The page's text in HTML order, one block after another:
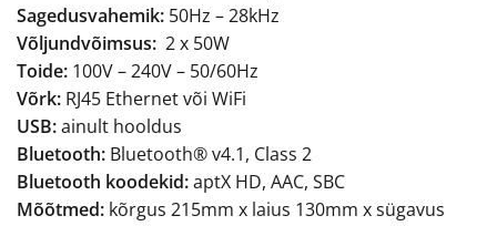
Sagedusvahemik: 50Hz – 28kHz
Võljundvõimsus: 2 x 50W
Toide: 100V – 240V – 50/60Hz
Võrk: RJ45 Ethernet või WiFi
USB:ainult hooldus
Bluetooth: Bluetooth® v4.1, Class 2
Bluetooth koodekid:aptX HD, AAC, SBC
Mõõtmed: kõrgus 215mm x laius 130mm x sügavus